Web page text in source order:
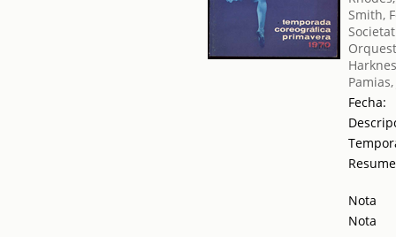
Smith,
Fecha:
Nota
Nota